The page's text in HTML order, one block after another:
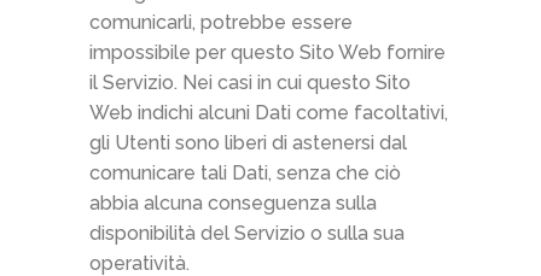
comunicarli, potrebbe essere
impossibile per questo Sito Web fornire
il Servizio. Nei casi in cui questo Sito
Web indichi alcuni Dati come facoltativi,
gli Utenti sono liberi di astenersi dal
comunicare tali Dati, senza che ciò
abbia alcuna conseguenza sulla
disponibilità del Servizio o sulla sua
operatività.